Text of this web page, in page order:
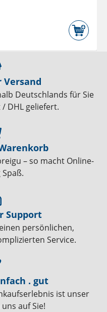
Versand
Deutschlands für Sie
DHL geliefert.
– so macht Online-
Support
persönlichen,
Service.
. gut
ist unser
auf Sie!